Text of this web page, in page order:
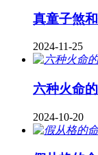
真童子煞
2024-11-25
六种火命
2024-10-20